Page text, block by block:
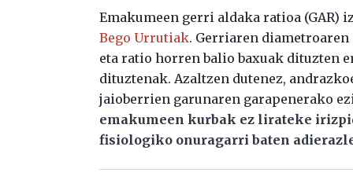
Emakumeen gerri aldaka ratioa (GAR)
Bego Urrutiak. Gerriaren diametroaren
eta ratio horren balio baxuak dituzten
dituztenak. Azaltzen dutenez,
jaioberrien garunaren garapenerako
emakumeen kurbak ez lirateke
fisiologiko onuragarri baten